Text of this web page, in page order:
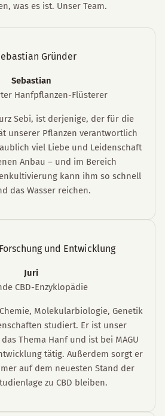
was es ist. Unser Team.
Sebastian
Hanfpflanzen-Flüsterer
Sebi, ist derjenige, der für die
unserer Pflanzen verantwortlich
viel Liebe und Leidenschaft
Anbau – und im Bereich
kann ihm so schnell
das Wasser reichen.
Juri
CBD-Enzyklopädie
Molekularbiologie, Genetik
studiert. Er ist unser
Thema Hanf und ist bei MAGU
tätig. Außerdem sorgt er
auf dem neuesten Stand der
zu CBD bleiben.